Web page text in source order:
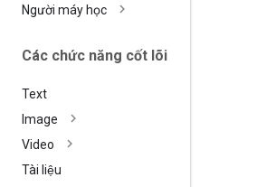
Người máy học
Các chức năng cốt lõi
Text
Image
Video
Tài liệu